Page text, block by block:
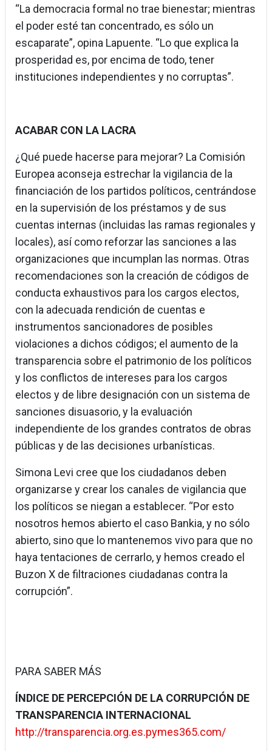
“La democracia formal no trae bienestar; mientras
el poder esté tan concentrado, es sólo un
escaparate”, opina Lapuente. “Lo que explica la
prosperidad es, por encima de todo, tener
instituciones independientes y no corruptas”.
ACABAR CON LA LACRA
¿Qué puede hacerse para mejorar? La Comisión
Europea aconseja estrechar la vigilancia de la
financiación de los partidos políticos, centrándose
en la supervisión de los préstamos y de sus
cuentas internas (incluidas las ramas regionales y
locales), así como reforzar las sanciones a las
organizaciones que incumplan las normas. Otras
recomendaciones son la creación de códigos de
conducta exhaustivos para los cargos electos,
con la adecuada rendición de cuentas e
instrumentos sancionadores de posibles
violaciones a dichos códigos; el aumento de la
transparencia sobre el patrimonio de los políticos
y los conflictos de intereses para los cargos
electos y de libre designación con un sistema de
sanciones disuasorio, y la evaluación
independiente de los grandes contratos de obras
públicas y de las decisiones urbanísticas.
Simona Levi cree que los ciudadanos deben
organizarse y crear los canales de vigilancia que
los políticos se niegan a establecer. “Por esto
nosotros hemos abierto el caso Bankia, y no sólo
abierto, sino que lo mantenemos vivo para que no
haya tentaciones de cerrarlo, y hemos creado el
Buzon X de filtraciones ciudadanas contra la
corrupción”.
PARA SABER MÁS
ÍNDICE DE PERCEPCIÓN DE LA CORRUPCIÓN DE
TRANSPARENCIA INTERNACIONAL
http://transparencia.org.es.pymes365.com/